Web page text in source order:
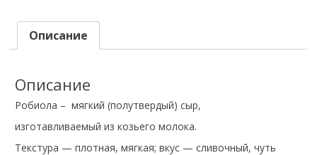
Описание
Описание
Робиола – мягкий (полутвердый) сыр,
изготавливаемый из козьего молока.
Текстура — плотная, мягкая; вкус — сливочный, чуть